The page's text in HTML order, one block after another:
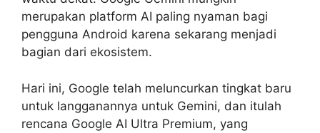
merupakan platform AI paling nyaman bagi
pengguna Android karena sekarang menjadi
bagian dari ekosistem.
Hari ini, Google telah meluncurkan tingkat baru
untuk langganannya untuk Gemini, dan itulah
rencana Google AI Ultra Premium, yang